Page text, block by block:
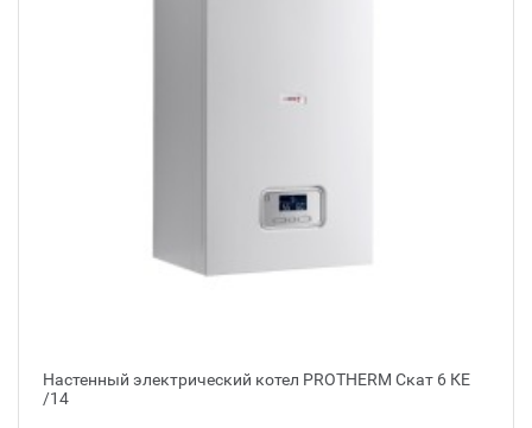
Настенный электрический котел PROTHERM Скат 6 КЕ
/14